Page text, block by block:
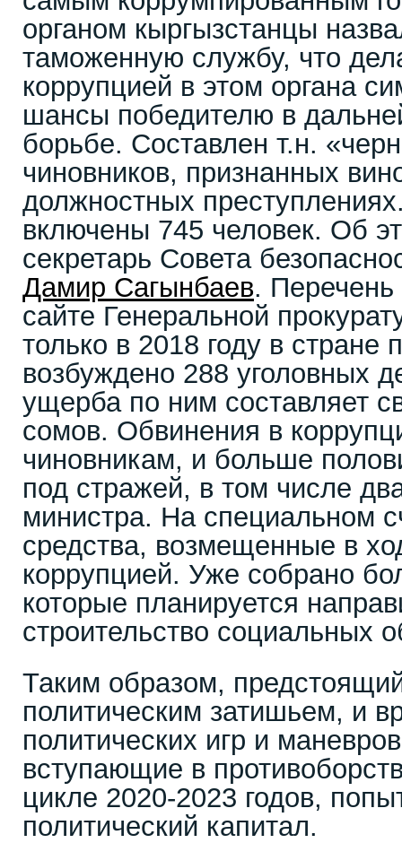
органом кыргызстанцы
таможенную службу, что
коррупцией в этом органа
шансы победителю в
борьбе. Составлен т.н.
чиновников, признанных
должностных
включены 745 человек. Об
секретарь Совета
Дамир Сагынбаев. Перечень
сайте Генеральной
только в 2018 году в стране
возбуждено 288 уголовных
ущерба по ним составляет
сомов. Обвинения в
чиновникам, и больше
под стражей, в том числе
министра. На специальном
средства, возмещенные в
коррупцией. Уже собрано
которые планируется
строительство социальных
Таким образом,
политическим затишьем, и
политических игр и
вступающие в
цикле 2020-2023 годов,
политический капитал.